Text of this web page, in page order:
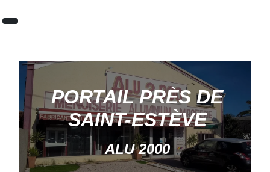
PORTAIL PRÈS DE
SAINT-ESTÈVE
ALU 2000